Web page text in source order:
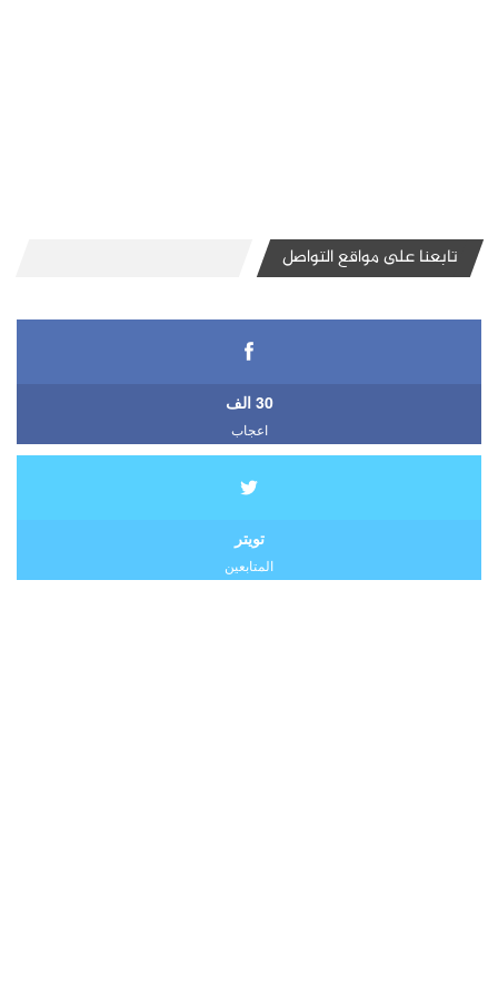
تابعنا على مواقع التواصل
30 الف
اعجاب
تويتر
المتابعين